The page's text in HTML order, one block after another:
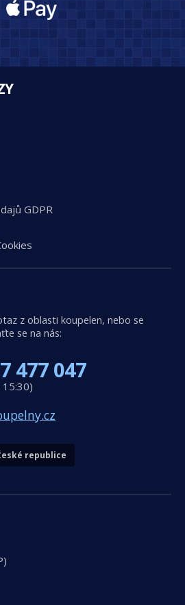
GDPR
z oblasti koupelen, nebo se
se na nás:
477 047
republice